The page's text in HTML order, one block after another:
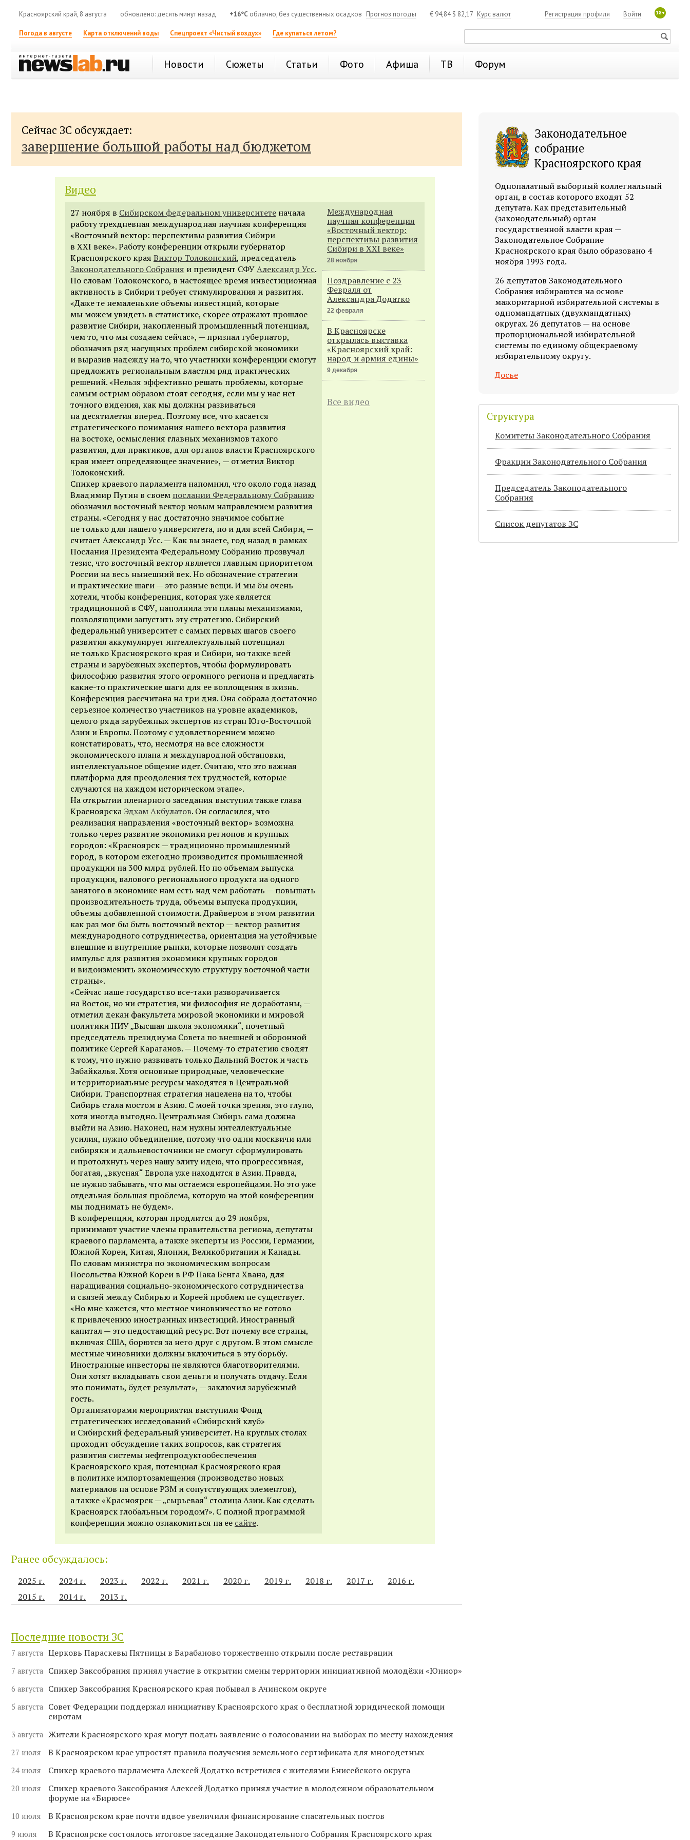
Красноярский край, 8 августа обновлено: десять минут назад +16°C облачно, без существенных осадков Прогноз погоды € 94,84$ 82,17 Курс валют 18+
Войти
Регистрация профиля
Погода в августе Карта отключений воды Спецпроект «Чистый воздух» Где купаться летом?
Новости Сюжеты Статьи Фото Афиша ТВ Форум
Сейчас ЗС обсуждает:
завершение большой работы над бюджетом
Видео
27 ноября в Сибирском федеральном университете начала
работу трехдневная международная научная конференция
«Восточный вектор: перспективы развития Сибири
в ХХI веке». Работу конференции открыли губернатор
Красноярского края Виктор Толоконский, председатель
Законодательного Собрания и президент СФУАлександр Усс.
По словам Толоконского, в настоящее время инвестиционная
активность в Сибири требует стимулирования и развития.
«Даже те немаленькие объемы инвестиций, которые
мы можем увидеть в статистике, скорее отражают прошлое
развитие Сибири, накопленный промышленный потенциал,
чем то, что мы создаем сейчас», — признал губернатор,
обозначив ряд насущных проблем сибирской экономики
и выразив надежду на то, что участники конференции смогут
предложить региональным властям ряд практических
решений. «Нельзя эффективно решать проблемы, которые
самым острым образом стоят сегодня, если мы у нас нет
точного видения, как мы должны развиваться
на десятилетия вперед. Поэтому все, что касается
стратегического понимания нашего вектора развития
на востоке, осмысления главных механизмов такого
развития, для практиков, для органов власти Красноярского
края имеет определяющее значение», — отметил Виктор
Толоконский.
Спикер краевого парламента напомнил, что около года назад
Владимир Путин в своем послании Федеральному Собранию
обозначил восточный вектор новым направлением развития
страны. «Сегодня у нас достаточно значимое событие
не только для нашего университета, но и для всей Сибири, —
считает Александр Усс. — Как вы знаете, год назад в рамках
Послания Президента Федеральному Собранию прозвучал
тезис, что восточный вектор является главным приоритетом
России на весь нынешний век. Но обозначение стратегии
и практические шаги — это разные вещи. И мы бы очень
хотели, чтобы конференция, которая уже является
традиционной в СФУ, наполнила эти планы механизмами,
позволяющими запустить эту стратегию. Сибирский
федеральный университет с самых первых шагов своего
развития аккумулирует интеллектуальный потенциал
не только Красноярского края и Сибири, но также всей
страны и зарубежных экспертов, чтобы формулировать
философию развития этого огромного региона и предлагать
какие-то практические шаги для ее воплощения в жизнь.
Конференция рассчитана на три дня. Она собрала достаточно
серьезное количество участников на уровне академиков,
целого ряда зарубежных экспертов из стран Юго-Восточной
Азии и Европы. Поэтому с удовлетворением можно
констатировать, что, несмотря на все сложности
экономического плана и международной обстановки,
интеллектуальное общение идет. Считаю, что это важная
платформа для преодоления тех трудностей, которые
случаются на каждом историческом этапе».
На открытии пленарного заседания выступил также глава
Красноярска Эдхам Акбулатов. Он согласился, что
реализация направления «восточный вектор» возможна
только через развитие экономики регионов и крупных
городов: «Красноярск — традиционно промышленный
город, в котором ежегодно производится промышленной
продукции на 300 млрд рублей. Но по объемам выпуска
продукции, валового регионального продукта на одного
занятого в экономике нам есть над чем работать — повышать
производительность труда, объемы выпуска продукции,
объемы добавленной стоимости. Драйвером в этом развитии
как раз мог бы быть восточный вектор — вектор развития
международного сотрудничества, ориентация на устойчивые
внешние и внутренние рынки, которые позволят создать
импульс для развития экономики крупных городов
и видоизменить экономическую структуру восточной части
страны».
«Сейчас наше государство все-таки разворачивается
на Восток, но ни стратегия, ни философия не доработаны, —
отметил декан факультета мировой экономики и мировой
политики НИУ „Высшая школа экономики“, почетный
председатель президиума Совета по внешней и оборонной
политике Сергей Караганов. — Почему-то стратегию сводят
к тому, что нужно развивать только Дальний Восток и часть
Забайкалья. Хотя основные природные, человеческие
и территориальные ресурсы находятся в Центральной
Сибири. Транспортная стратегия нацелена на то, чтобы
Сибирь стала мостом в Азию. С моей точки зрения, это глупо,
хотя иногда выгодно. Центральная Сибирь сама должна
выйти на Азию. Наконец, нам нужны интеллектуальные
усилия, нужно объединение, потому что одни москвичи или
сибиряки и дальневосточники не смогут сформулировать
и протолкнуть через нашу элиту идею, что прогрессивная,
богатая, „вкусная“ Европа уже находится в Азии. Правда,
не нужно забывать, что мы остаемся европейцами. Но это уже
отдельная большая проблема, которую на этой конференции
мы поднимать не будем».
В конференции, которая продлится до 29 ноября,
принимают участие члены правительства региона, депутаты
краевого парламента, а также эксперты из России, Германии,
Южной Кореи, Китая, Японии, Великобритании и Канады.
По словам министра по экономическим вопросам
Посольства Южной Кореи в РФ Пака Бенга Хвана, для
наращивания социально-экономического сотрудничества
и связей между Сибирью и Кореей проблем не существует.
«Но мне кажется, что местное чиновничество не готово
к привлечению иностранных инвестиций. Иностранный
капитал — это недостающий ресурс. Вот почему все страны,
включая США, борются за него друг с другом. В этом смысле
местные чиновники должны включиться в эту борьбу.
Иностранные инвесторы не являются благотворителями.
Они хотят вкладывать свои деньги и получать отдачу. Если
это понимать, будет результат», — заключил зарубежный
гость.
Организаторами мероприятия выступили Фонд
стратегических исследований «Сибирский клуб»
и Сибирский федеральный университет. На круглых столах
проходит обсуждение таких вопросов, как стратегия
развития системы нефтепродуктообеспечения
Красноярского края, потенциал Красноярского края
в политике импортозамещения (производство новых
материалов на основе РЗМ и сопутствующих элементов),
а также «Красноярск — „сырьевая“ столица Азии. Как сделать
Красноярск глобальным городом?». С полной программой
конференции можно ознакомиться на ее сайте.
Международная
научная конференция
«Восточный вектор:
перспективы развития
Сибири в ХХI веке»
28 ноября
Поздравление с 23
Февраля от
Александра Додатко
22 февраля
В Красноярске
открылась выставка
«Красноярский край:
народ и армия едины»
9 декабря
Все видео
Ранее обсуждалось:
2025 г. 2024 г. 2023 г. 2022 г. 2021 г. 2020 г. 2019 г. 2018 г. 2017 г.
2016 г.
2015 г.
2014 г. 2013 г.
Последние новости ЗС
7 августа Церковь Параскевы Пятницы в Барабаново торжественно открыли после реставрации
7 августа Спикер Заксобрания принял участие в открытии смены территории инициативной молодёжи «Юниор»
6 августа Спикер Заксобрания Красноярского края побывал в Ачинском округе
5 августа
Совет Федерации поддержал инициативу Красноярского края о бесплатной юридической помощи
сиротам
3 августа Жители Красноярского края могут подать заявление о голосовании на выборах по месту нахождения
27 июля В Красноярском крае упростят правила получения земельного сертификата для многодетных
24 июля Спикер краевого парламента Алексей Додатко встретился с жителями Енисейского округа
20 июля
Спикер краевого Заксобрания Алексей Додатко принял участие в молодежном образовательном
форуме на «Бирюсе»
10 июля В Красноярском крае почти вдвое увеличили финансирование спасательных постов
9 июля
В Красноярске состоялось итоговое заседание Законодательного Собрания Красноярского края
Законодательное
собрание
Красноярского края
Однопалатный выборный коллегиальный
орган, в состав которого входят 52
депутата. Как представительный
(законодательный) орган
государственной власти края —
Законодательное Собрание
Красноярского края было образовано 4
ноября 1993 года.
26 депутатов Законодательного
Собрания избираются на основе
мажоритарной избирательной системы в
одномандатных (двухмандатных)
округах. 26 депутатов — на основе
пропорциональной избирательной
системы по единому общекраевому
избирательному округу.
Досье
Структура
Комитеты Законодательного Собрания
Фракции Законодательного Собрания
Председатель Законодательного
Cобрания
Список депутатов ЗС